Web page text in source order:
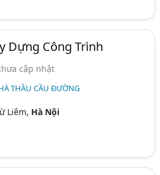
Dựng Công Trình
cập nhật
THẦU CẦU ĐƯỜNG
Liêm, Hà Nội